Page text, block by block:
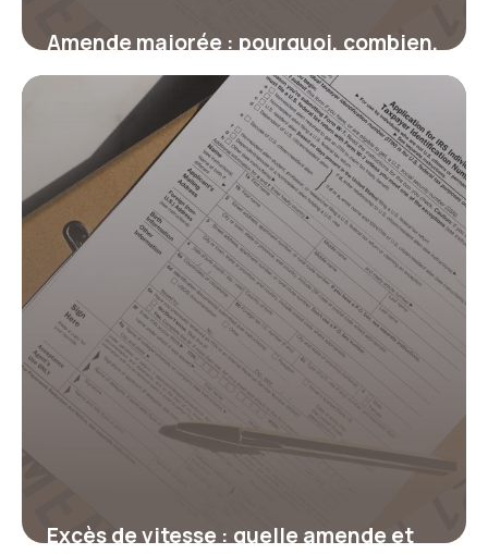
Amende majorée : pourquoi, combien,
et comment revenir au tarif initial ?
17 juillet 2026
Excès de vitesse : quelle amende et